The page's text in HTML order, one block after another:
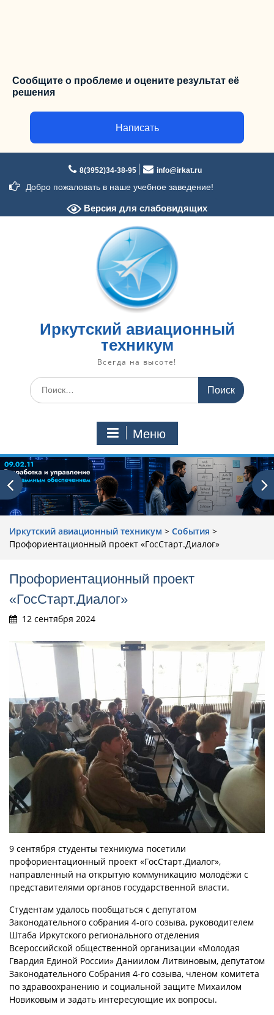
Сообщите о проблеме и оцените результат её
решения
Написать
содержимому
8(3952)34-38-95 info@irkat.ru
Добро пожаловать в наше учебное заведение!
Версия для слабовидящих
Иркутский авиационный
техникум
Всегда на высоте!
Искать:
Меню
Иркутский авиационный техникум > События >
Профориентационный проект «ГосСтарт.Диалог»
Профориентационный проект
«ГосСтарт.Диалог»
12 сентября 2024
9 сентября студенты техникума посетили
профориентационный проект «ГосСтарт.Диалог»,
направленный на открытую коммуникацию молодёжи с
представителями органов государственной власти.
Студентам удалось пообщаться с депутатом
Законодательного собрания 4-ого созыва, руководителем
Штаба Иркутского регионального отделения
Всероссийской общественной организации «Молодая
Гвардия Единой России» Даниилом Литвиновым, депутатом
Законодательного Собрания 4-го созыва, членом комитета
по здравоохранению и социальной защите Михаилом
Новиковым и задать интересующие их вопросы.